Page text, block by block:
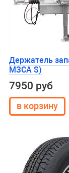
Держатель
МЗСА S)
7950 руб